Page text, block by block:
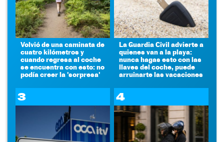
Volvió de una caminata de
cuatro kilómetros y
cuando regresa al coche
se encuentra con esto: no
podía creer la 'sorpresa'
La Guardia Civil advierte a
quienes van a la playa:
nunca hagas esto con las
llaves del coche, puede
arruinarte las vacaciones
3 4